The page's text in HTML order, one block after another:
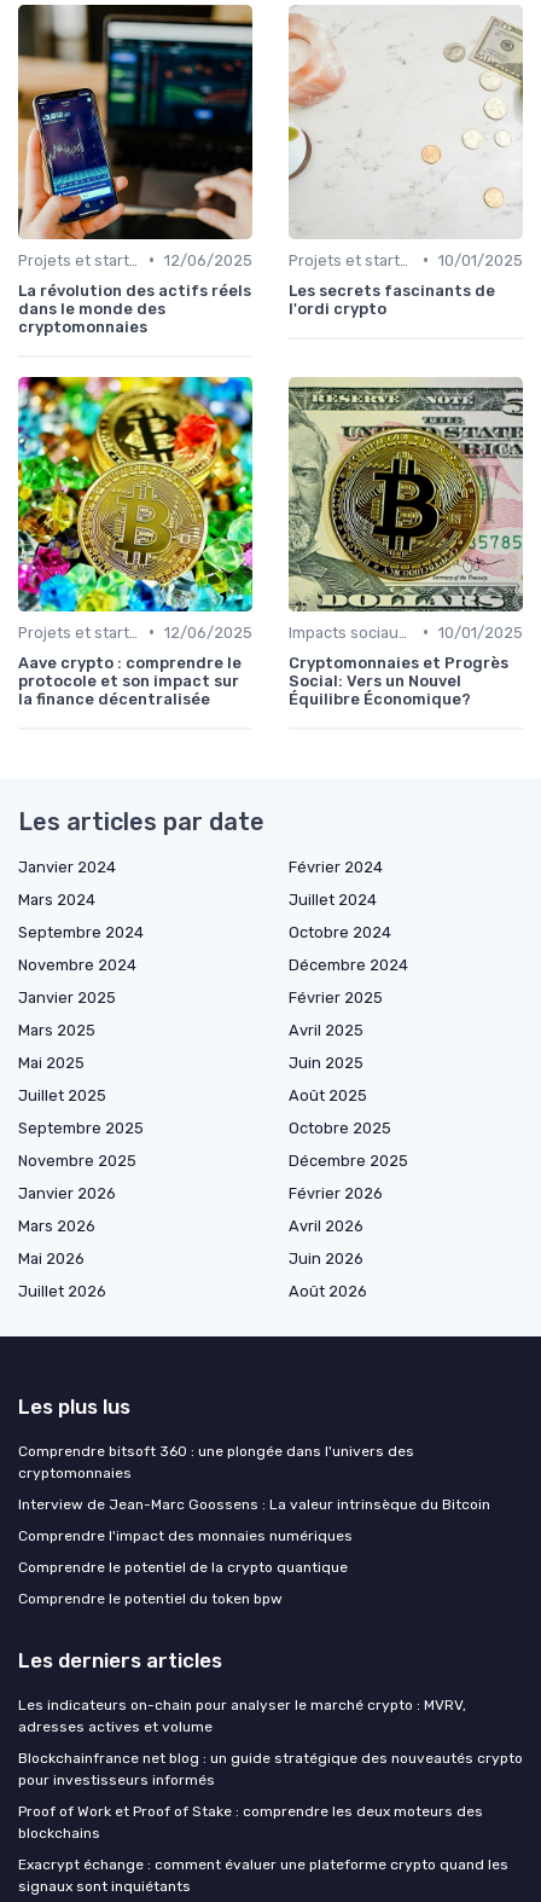
• 12/06/2025
La révolution des actifs réels
dans le monde des
cryptomonnaies
• 10/01/2025
Les secrets fascinants de
l'ordi crypto
• 12/06/2025
Aave crypto : comprendre le
protocole et son impact sur
la finance décentralisée
• 10/01/2025
Cryptomonnaies et Progrès
Social: Vers un Nouvel
Équilibre Économique?
Les articles par date
Janvier 2024
Février 2024
Mars 2024
Juillet 2024
Septembre 2024
Octobre 2024
Novembre 2024
Décembre 2024
Janvier 2025
Février 2025
Mars 2025
Avril 2025
Mai 2025
Juin 2025
Juillet 2025
Août 2025
Septembre 2025
Octobre 2025
Novembre 2025
Décembre 2025
Janvier 2026
Février 2026
Mars 2026
Avril 2026
Mai 2026
Juin 2026
Juillet 2026
Août 2026
Les plus lus
Comprendre bitsoft 360 : une plongée dans l'univers des
cryptomonnaies
Interview de Jean-Marc Goossens : La valeur intrinsèque du Bitcoin
Comprendre l'impact des monnaies numériques
Comprendre le potentiel de la crypto quantique
Comprendre le potentiel du token bpw
Les derniers articles
Les indicateurs on-chain pour analyser le marché crypto : MVRV,
adresses actives et volume
Blockchainfrance net blog : un guide stratégique des nouveautés crypto
pour investisseurs informés
Proof of Work et Proof of Stake : comprendre les deux moteurs des
blockchains
Exacrypt échange : comment évaluer une plateforme crypto quand les
signaux sont inquiétants